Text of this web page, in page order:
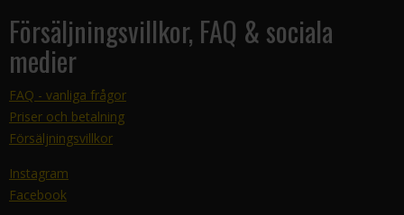
Försäljningsvillkor, FAQ & sociala
medier
FAQ - vanliga frågor
Priser och betalning
Försäljningsvillkor
Instagram
Facebook